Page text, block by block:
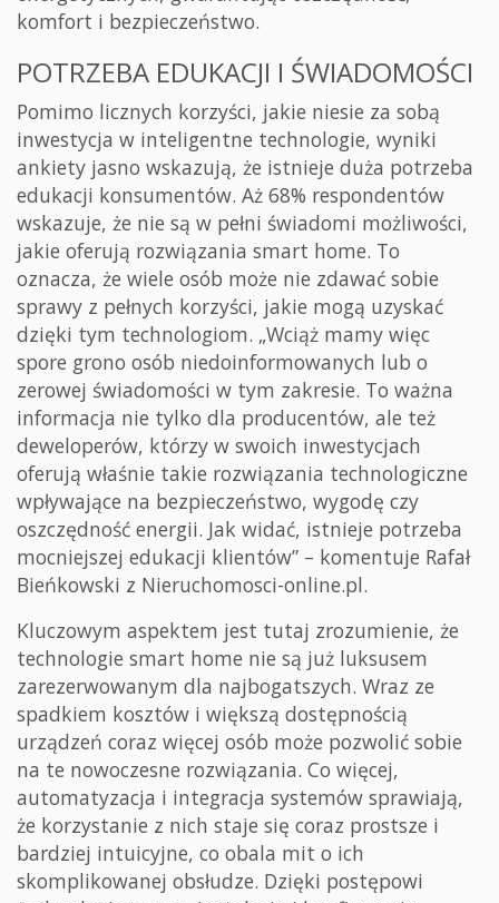
komfort i bezpieczeństwo.
POTRZEBA EDUKACJI I ŚWIADOMOŚCI
Pomimo licznych korzyści, jakie niesie za sobą
inwestycja w inteligentne technologie, wyniki
ankiety jasno wskazują, że istnieje duża potrzeba
edukacji konsumentów. Aż 68% respondentów
wskazuje, że nie są w pełni świadomi możliwości,
jakie oferują rozwiązania smart home. To
oznacza, że wiele osób może nie zdawać sobie
sprawy z pełnych korzyści, jakie mogą uzyskać
dzięki tym technologiom. „Wciąż mamy więc
spore grono osób niedoinformowanych lub o
zerowej świadomości w tym zakresie. To ważna
informacja nie tylko dla producentów, ale też
deweloperów, którzy w swoich inwestycjach
oferują właśnie takie rozwiązania technologiczne
wpływające na bezpieczeństwo, wygodę czy
oszczędność energii. Jak widać, istnieje potrzeba
mocniejszej edukacji klientów” – komentuje Rafał
Bieńkowski z Nieruchomosci-online.pl.
Kluczowym aspektem jest tutaj zrozumienie, że
technologie smart home nie są już luksusem
zarezerwowanym dla najbogatszych. Wraz ze
spadkiem kosztów i większą dostępnością
urządzeń coraz więcej osób może pozwolić sobie
na te nowoczesne rozwiązania. Co więcej,
automatyzacja i integracja systemów sprawiają,
że korzystanie z nich staje się coraz prostsze i
bardziej intuicyjne, co obala mit o ich
skomplikowanej obsłudze. Dzięki postępowi